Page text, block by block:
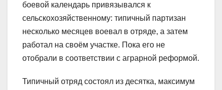
боевой календарь привязывался к
сельскохозяйственному: типичный партизан
несколько месяцев воевал в отряде, а затем
работал на своём участке. Пока его не
отобрали в соответствии с аграрной реформой.
Типичный отряд состоял из десятка, максимум